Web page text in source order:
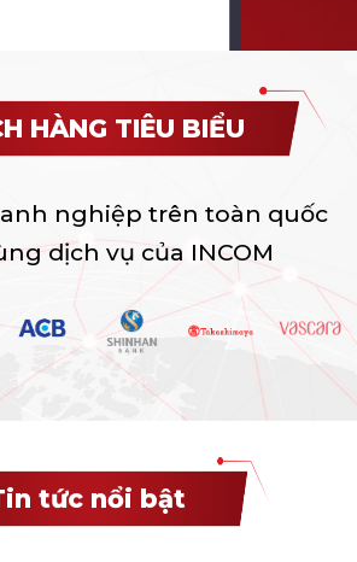
HÀNG TIÊU BIỂU
nghiệp trên toàn quốc
dịch vụ của INCOM
tức nổi bật